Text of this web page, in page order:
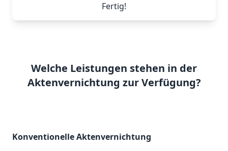
Fertig!
Welche Leistungen stehen in der
Aktenvernichtung zur Verfügung?
Konventionelle Aktenvernichtung